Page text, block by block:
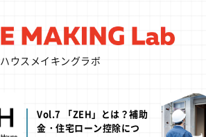
ハウスメイキングラボ
Vol.7 「ZEH」とは？補助
金・住宅ローン控除につ